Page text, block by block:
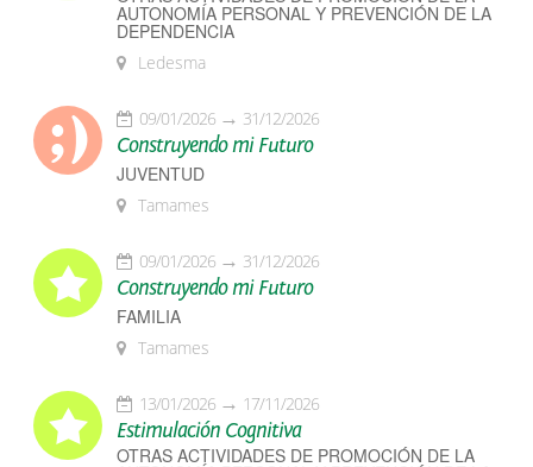
AUTONOMÍA PERSONAL Y PREVENCIÓN DE LA
DEPENDENCIA
Ledesma
09/01/2026 31/12/2026
Construyendo mi Futuro
JUVENTUD
Tamames
09/01/2026 31/12/2026
Construyendo mi Futuro
FAMILIA
Tamames
13/01/2026 17/11/2026
Estimulación Cognitiva
OTRAS ACTIVIDADES DE PROMOCIÓN DE LA